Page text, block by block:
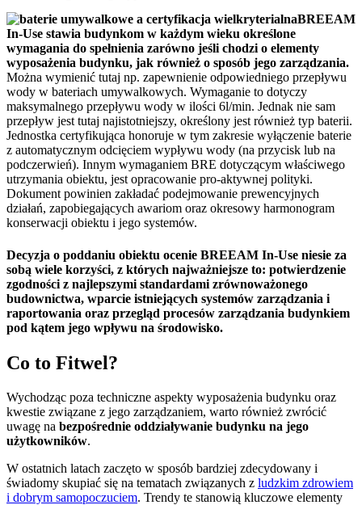
BREEAM
In-Use stawia budynkom w każdym wieku określone
wymagania do spełnienia zarówno jeśli chodzi o elementy
wyposażenia budynku, jak również o sposób jego zarządzania.
Można wymienić tutaj np. zapewnienie odpowiedniego przepływu
wody w bateriach umywalkowych. Wymaganie to dotyczy
maksymalnego przepływu wody w ilości 6l/min. Jednak nie sam
przepływ jest tutaj najistotniejszy, określony jest również typ baterii.
Jednostka certyfikująca honoruje w tym zakresie wyłączenie baterie
z automatycznym odcięciem wypływu wody (na przycisk lub na
podczerwień). Innym wymaganiem BRE dotyczącym właściwego
utrzymania obiektu, jest opracowanie pro-aktywnej polityki.
Dokument powinien zakładać podejmowanie prewencyjnych
działań, zapobiegających awariom oraz okresowy harmonogram
konserwacji obiektu i jego systemów.
Decyzja o poddaniu obiektu ocenie BREEAM In-Use niesie za
sobą wiele korzyści, z których najważniejsze to: potwierdzenie
zgodności z najlepszymi standardami zrównoważonego
budownictwa, wparcie istniejących systemów zarządzania i
raportowania oraz przegląd procesów zarządzania budynkiem
pod kątem jego wpływu na środowisko.
Co to Fitwel?
Wychodząc poza techniczne aspekty wyposażenia budynku oraz
kwestie związane z jego zarządzaniem, warto również zwrócić
uwagę na bezpośrednie oddziaływanie budynku na jego
użytkowników.
W ostatnich latach zaczęto w sposób bardziej zdecydowany i
świadomy skupiać się na tematach związanych z ludzkim zdrowiem
i dobrym samopoczuciem. Trendy te stanowią kluczowe elementy